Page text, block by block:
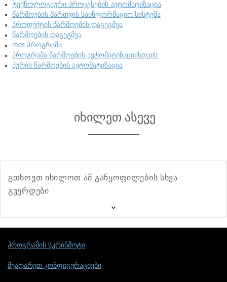
ტექნოლოგიური პროცესების ავტომატიზაცია
წარმოების მართვის საინფორმაციო სისტემა
პროდუქტის წარმოების დაგეგმვა
წარმოების დაგეგმვა
mes პროგრამა
პროგრამა წარმოების ავტომატიზაციისთვის
პურის წარმოების ავტომატიზაცია
იხილეთ ასევე
გთხოვთ იხილოთ ამ განყოფილების სხვა
გვერდები.
პროგრამის სკრინშოტი
შეადარეთ კონფიგურაციები